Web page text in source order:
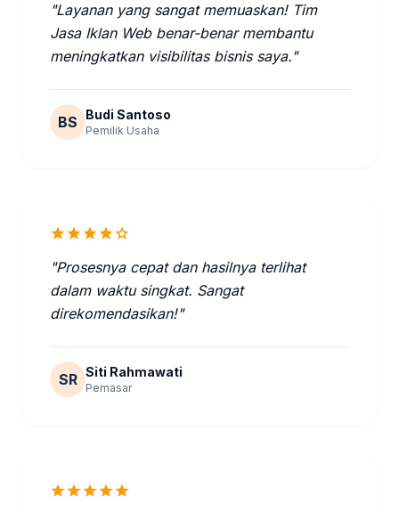
"Layanan yang sangat memuaskan! Tim
Jasa Iklan Web benar-benar membantu
meningkatkan visibilitas bisnis saya."
BS Budi Santoso
Pemilik Usaha
starstarstarstarstar
"Prosesnya cepat dan hasilnya terlihat
dalam waktu singkat. Sangat
direkomendasikan!"
SR Siti Rahmawati
Pemasar
starstarstarstarstar